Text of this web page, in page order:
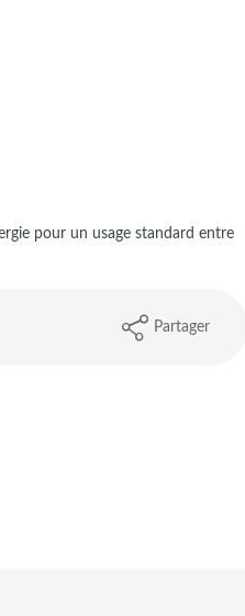
pour un usage standard entre
Partager